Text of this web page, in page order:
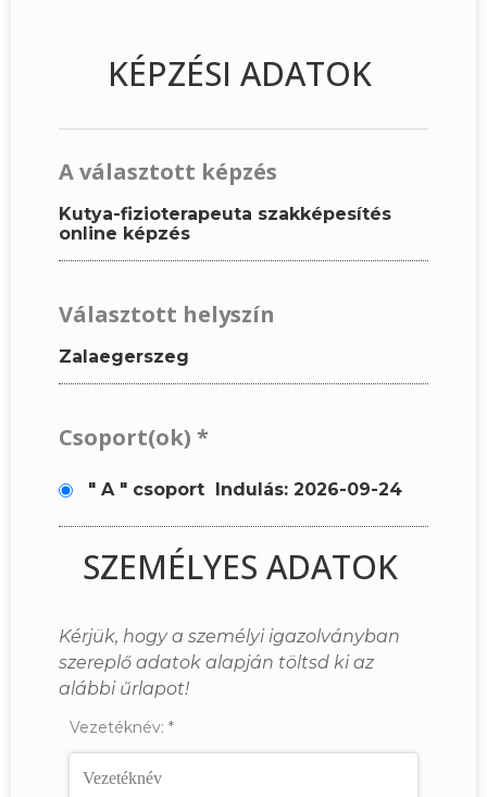
KÉPZÉSI ADATOK
A választott képzés
Kutya-fizioterapeuta szakképesítés
online képzés
Választott helyszín
Zalaegerszeg
Csoport(ok) *
" A " csoport Indulás: 2026-09-24
SZEMÉLYES ADATOK
Kérjük, hogy a személyi igazolványban
szereplő adatok alapján töltsd ki az
alábbi űrlapot!
Vezetéknév: *